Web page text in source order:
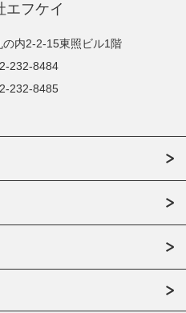
エフケイ
内2-2-15東照ビル1階
232-8484
232-8485